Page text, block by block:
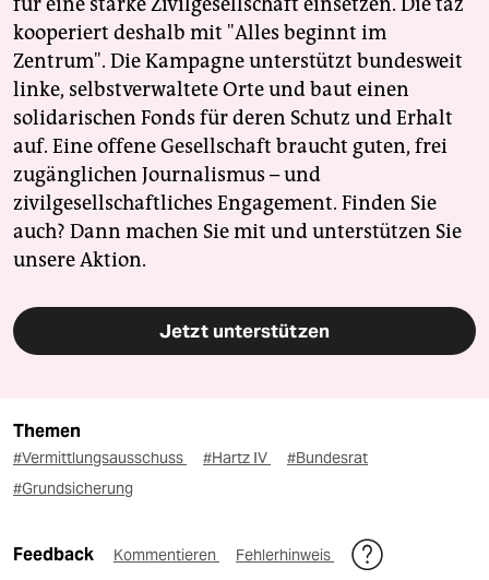
kooperiert deshalb mit "Alles beginnt im
Zentrum". Die Kampagne unterstützt bundesweit
linke, selbstverwaltete Orte und baut einen
solidarischen Fonds für deren Schutz und Erhalt
auf. Eine offene Gesellschaft braucht guten, frei
zugänglichen Journalismus – und
zivilgesellschaftliches Engagement. Finden Sie
auch? Dann machen Sie mit und unterstützen Sie
unsere Aktion.
Jetzt unterstützen
Themen
#Vermittlungsausschuss #Hartz IV
#Bundesrat
#Grundsicherung
Feedback Kommentieren Fehlerhinweis